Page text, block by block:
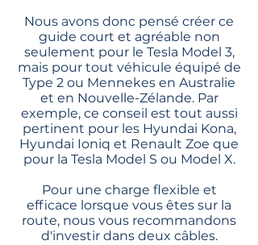
Nous avons donc pensé créer ce
guide court et agréable non
seulement pour le Tesla Model 3,
mais pour tout véhicule équipé de
Type 2 ou Mennekes en Australie
et en Nouvelle-Zélande. Par
exemple, ce conseil est tout aussi
pertinent pour les Hyundai Kona,
Hyundai Ioniq et Renault Zoe que
pour la Tesla Model S ou Model X.
Pour une charge flexible et
efficace lorsque vous êtes sur la
route, nous vous recommandons
d'investir dans deux câbles.